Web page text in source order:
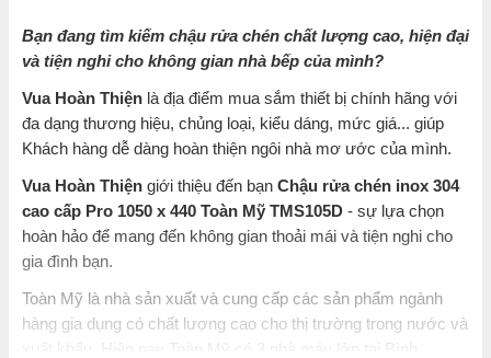
Bạn đang tìm kiếm chậu rửa chén chất lượng cao, hiện đại
và tiện nghi cho không gian nhà bếp của mình?
Vua Hoàn Thiện là địa điểm mua sắm thiết bị chính hãng với
đa dạng thương hiệu, chủng loại, kiểu dáng, mức giá... giúp
Khách hàng dễ dàng hoàn thiện ngôi nhà mơ ước của mình.
Vua Hoàn Thiện giới thiệu đến bạn Chậu rửa chén inox 304
cao cấp Pro 1050 x 440 Toàn Mỹ TMS105D - sự lựa chọn
hoàn hảo để mang đến không gian thoải mái và tiện nghi cho
gia đình bạn.
Toàn Mỹ là nhà sản xuất và cung cấp các sản phẩm ngành
hàng gia dụng có chất lượng cao cho thị trường trong nước và